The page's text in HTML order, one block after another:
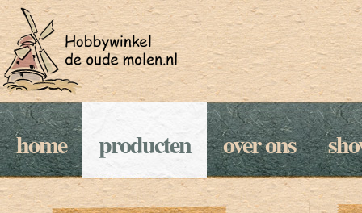
home producten over ons